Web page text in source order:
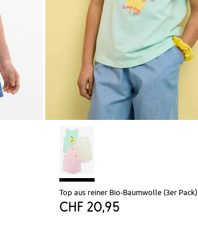
Top aus reiner Bio-Baumwolle (3er Pack)
CHF 20,95